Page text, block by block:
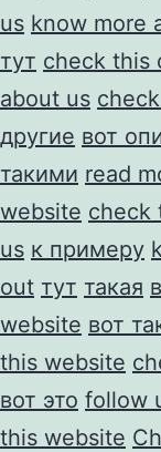
us know more
тут check this
about us
другие вот
такими read
website check
us к примеру
out тут такая
website вот
this website
вот это follow
this website